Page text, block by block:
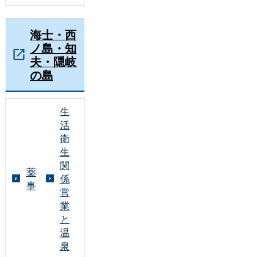
海士・西
ノ島・知
夫・隠岐
の島
薬
事
生
活
衛
生
関
係
営
業
と
温
泉